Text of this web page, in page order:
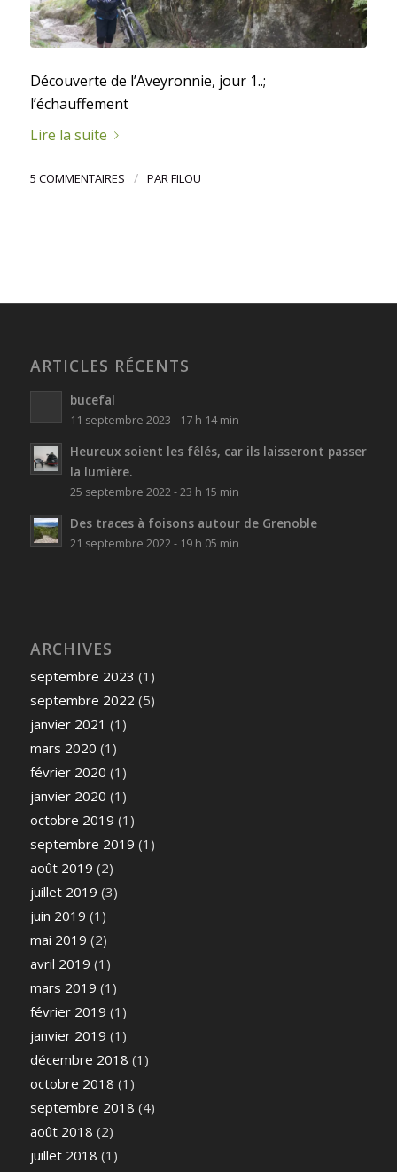
Découverte de l’Aveyronnie, jour 1..;
l’échauffement
Lire la suite
5 COMMENTAIRES / PARFILOU
ARTICLES RÉCENTS
bucefal
11 septembre 2023 - 17 h 14 min
Heureux soient les fêlés, car ils laisseront passer
la lumière.
25 septembre 2022 - 23 h 15 min
Des traces à foisons autour de Grenoble
21 septembre 2022 - 19 h 05 min
ARCHIVES
septembre 2023 (1)
septembre 2022 (5)
janvier 2021 (1)
mars 2020 (1)
février 2020 (1)
janvier 2020 (1)
octobre 2019 (1)
septembre 2019 (1)
août 2019 (2)
juillet 2019 (3)
juin 2019 (1)
mai 2019 (2)
avril 2019 (1)
mars 2019 (1)
février 2019 (1)
janvier 2019 (1)
décembre 2018 (1)
octobre 2018 (1)
septembre 2018 (4)
août 2018 (2)
juillet 2018 (1)